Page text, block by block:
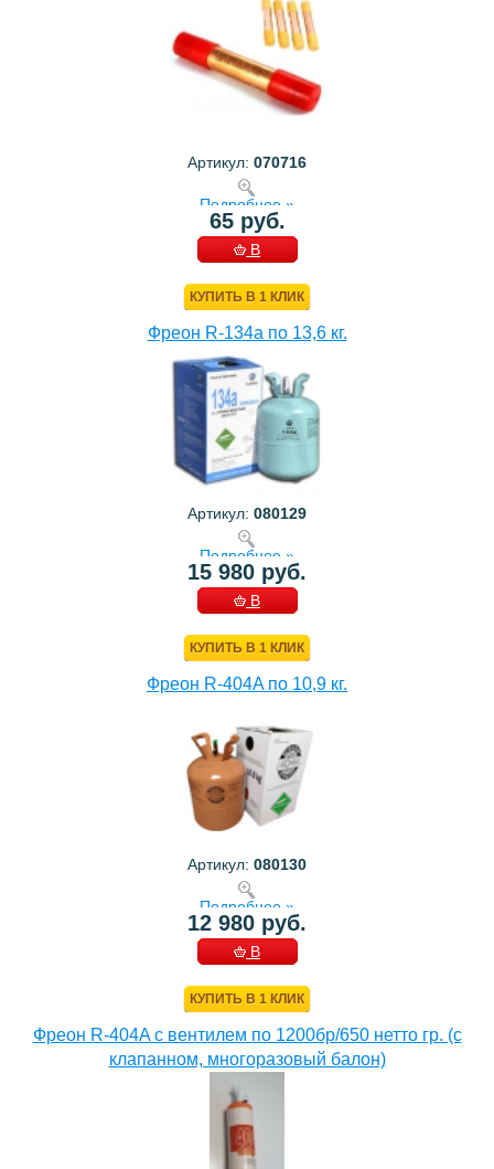
Артикул: 070716
Подробнее »
65 руб.
В
КУПИТЬ В 1 КЛИК
Фреон R-134a по 13,6 кг.
Артикул: 080129
Подробнее »
15 980 руб.
В
КУПИТЬ В 1 КЛИК
Фреон R-404A по 10,9 кг.
Артикул: 080130
Подробнее »
12 980 руб.
В
КУПИТЬ В 1 КЛИК
Фреон R-404A с вентилем по 1200бр/650 нетто гр. (с
клапанном, многоразовый балон)